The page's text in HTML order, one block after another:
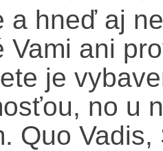
a hneď aj
Vami ani
je
no u
Quo